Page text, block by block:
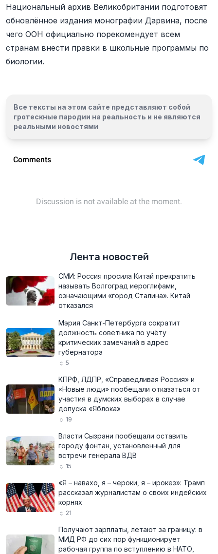
Национальный архив Великобритании подготовят
обновлённое издания монографии Дарвина, после
чего ООН официально порекомендует всем
странам внести правки в школьные программы по
биологии.
Все тексты на этом сайте представляют собой
гротескные пародии на реальность и не являются
реальными новостями
Лента новостей
СМИ: Россия просила Китай прекратить
называть Волгоград иероглифами,
означающими «город Сталина». Китай
отказался
Мэрия Санкт-Петербурга сократит
должность советника по учёту
критических замечаний в адрес
губернатора
5
КПРФ, ЛДПР, «Справедливая Россия» и
«Новые люди» пообещали отказаться от
участия в думских выборах в случае
допуска «Яблока»
19
Власти Сызрани пообещали оставить
городу фонтан, установленный для
встречи генерала ВДВ
15
«Я – навахо, я – чероки, я – ирокез»: Трамп
рассказал журналистам о своих индейских
корнях
21
Получают зарплаты, летают за границу: в
МИД РФ до сих пор функционирует
рабочая группа по вступлению в НАТО,